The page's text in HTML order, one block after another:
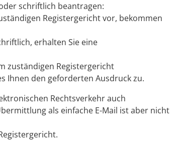
schriftlich beantragen:
Registergericht vor, bekommen
erhalten Sie eine
zuständigen Registergericht
Ihnen den geforderten Ausdruck zu.
Rechtsverkehr auch
als einfache E-Mail ist aber nicht